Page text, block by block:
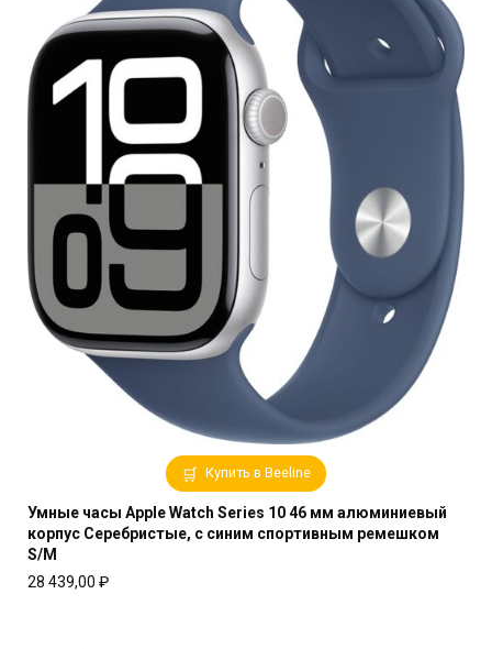
Купить в Beeline
Умные часы Apple Watch Series 10 46 мм алюминиевый
корпус Серебристые, с синим спортивным ремешком
S/M
28 439,00 ₽